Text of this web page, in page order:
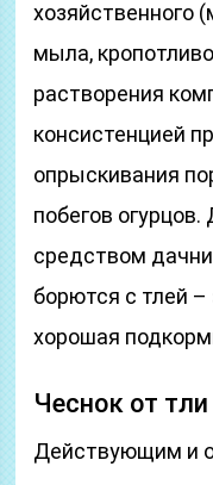
хозяйственного
мыла,
растворения
консистенцией
опрыскивания
побегов
средством
борются с тлей –
хорошая
Чеснок от тли
Действующим и